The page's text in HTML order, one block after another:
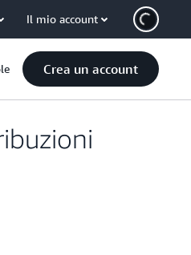
Il mio account
Crea un account